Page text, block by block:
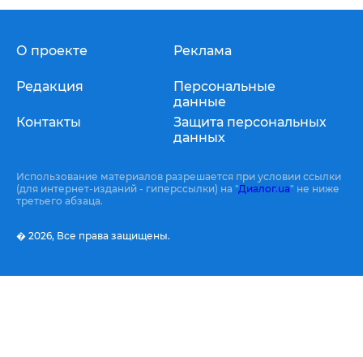
О проекте
Редакция
Контакты
Реклама
Персональные
данные
Защита персональных
данных
Использование материалов разрешается при условии ссылки
(для интернет-изданий - гиперссылки) на "Диалог.ua" не ниже
третьего абзаца.
� 2026, Все права защищены.